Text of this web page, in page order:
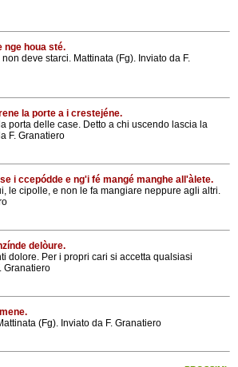
nge houa sté.
deve starci. Mattinata (Fg). Inviato da F.
la porte a i crestejéne.
porta delle case. Detto a chi uscendo lascia la
F. Granatiero
i ccepódde e ng'i fé mangé manghe all'àlete.
le cipolle, e non le fa mangiare neppure agli altri.
delòure.
dolore. Per i propri cari si accetta qualsiasi
Granatiero
(Fg). Inviato da F. Granatiero